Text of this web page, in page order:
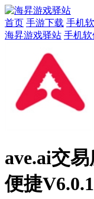
首页 手游下载 手机
海昇游戏驿站 手机软
ave.ai交
便捷